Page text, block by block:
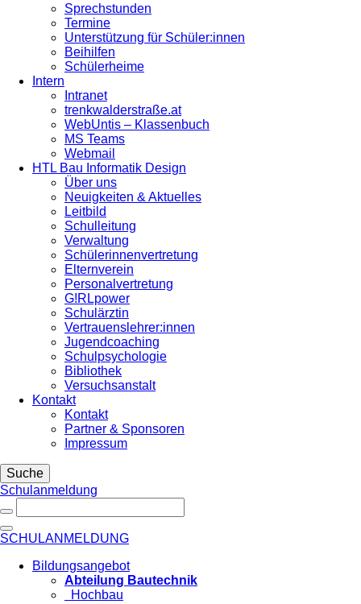
Sprechstunden
Termine
Unterstützung für Schüler:innen
Beihilfen
Schülerheime
Intern
Intranet
trenkwalderstraße.at
WebUntis – Klassenbuch
MS Teams
Webmail
HTL Bau Informatik Design
Über uns
Neuigkeiten & Aktuelles
Leitbild
Schulleitung
Verwaltung
Schülerinnenvertretung
Elternverein
Personalvertretung
G!RLpower
Schulärztin
Vertrauenslehrer:innen
Jugendcoaching
Schulpsychologie
Bibliothek
Versuchsanstalt
Kontakt
Kontakt
Partner & Sponsoren
Impressum
Suche
Schulanmeldung
SCHULANMELDUNG
Bildungsangebot
Abteilung Bautechnik
Hochbau